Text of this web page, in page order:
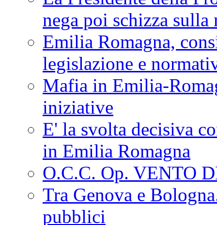
nega poi schizza sulla
Emilia Romagna,
legislazione e
Mafia in Emilia-
iniziative
E' la svolta decisiva
in Emilia Romagna
O.C.C. Op. VENTO
Tra Genova e
pubblici